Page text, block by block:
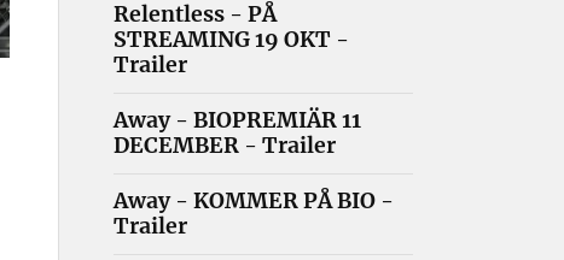
Relentless - PÅ
STREAMING 19 OKT -
Trailer
Away - BIOPREMIÄR 11
DECEMBER - Trailer
Away - KOMMER PÅ BIO -
Trailer